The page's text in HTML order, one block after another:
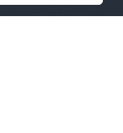
未深、缺乏辨别